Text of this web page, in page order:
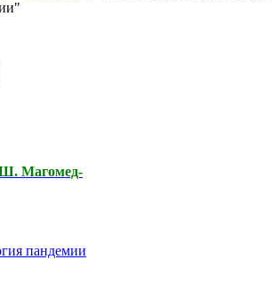
Магомед-
пандемии